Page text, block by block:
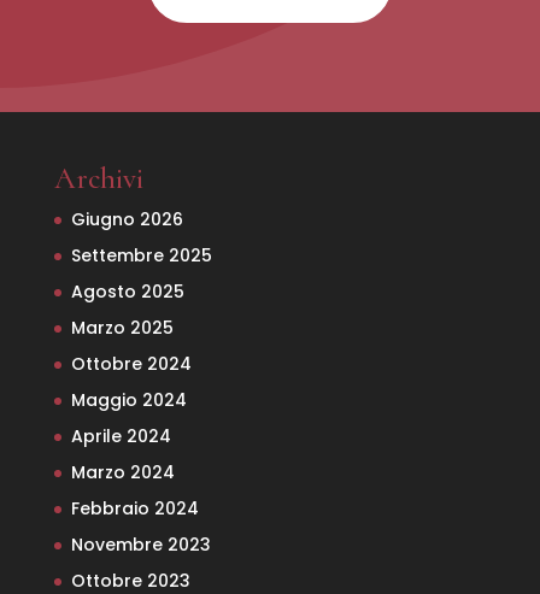
Archivi
Giugno 2026
Settembre 2025
Agosto 2025
Marzo 2025
Ottobre 2024
Maggio 2024
Aprile 2024
Marzo 2024
Febbraio 2024
Novembre 2023
Ottobre 2023